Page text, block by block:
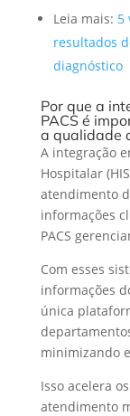
Leia mais: 5
resultados
diagnóstico
Por que a
PACS é
a qualidade
A integração
Hospitalar
atendimento
informações
PACS
Com esses
informações
única
minimizando
Isso acelera
atendimento